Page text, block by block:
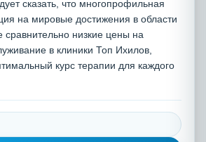
сказать, что многопрофильная
на мировые достижения в области
сравнительно низкие цены на
в клиники Топ Ихилов,
курс терапии для каждого